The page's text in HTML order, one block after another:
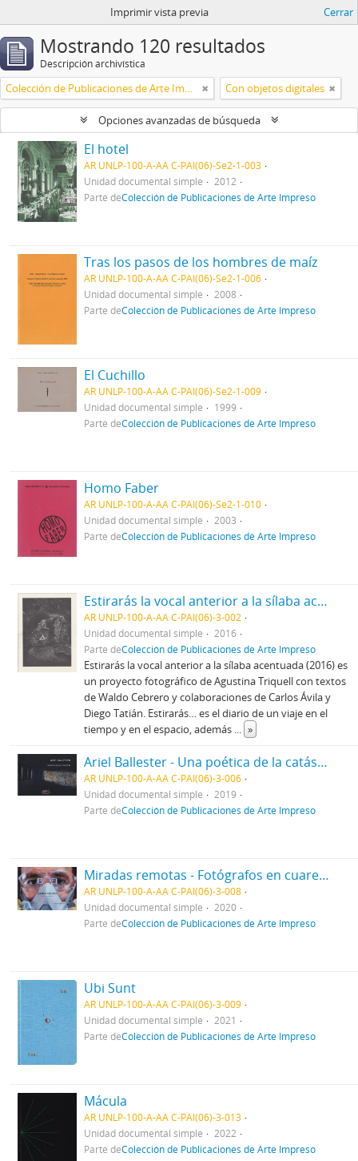
Imprimir vista previa Cerrar
Mostrando 120 resultados
Descripción archivística
Colección de Publicaciones de Arte Impreso Con objetos digitales
Opciones avanzadas de búsqueda
El hotel
AR UNLP-100-A-AA C-PAI(06)-Se2-1-003
Unidad documental simple
2012
Parte deColección de Publicaciones de Arte Impreso
Tras los pasos de los hombres de maíz
AR UNLP-100-A-AA C-PAI(06)-Se2-1-006
Unidad documental simple
2008
Parte deColección de Publicaciones de Arte Impreso
El Cuchillo
AR UNLP-100-A-AA C-PAI(06)-Se2-1-009
Unidad documental simple
1999
Parte deColección de Publicaciones de Arte Impreso
Homo Faber
AR UNLP-100-A-AA C-PAI(06)-Se2-1-010
Unidad documental simple
2003
Parte deColección de Publicaciones de Arte Impreso
Estirarás la vocal anterior a la sílaba acentuada
AR UNLP-100-A-AA C-PAI(06)-3-002
Unidad documental simple
2016
Parte deColección de Publicaciones de Arte Impreso
Estirarás la vocal anterior a la sílaba acentuada (2016) es
un proyecto fotográfico de Agustina Triquell con textos
de Waldo Cebrero y colaboraciones de Carlos Ávila y
Diego Tatián. Estirarás… es el diario de un viaje en el
tiempo y en el espacio, además ... »
Ariel Ballester - Una poética de la catástrofe
AR UNLP-100-A-AA C-PAI(06)-3-006
Unidad documental simple
2019
Parte deColección de Publicaciones de Arte Impreso
Miradas remotas - Fotógrafos en cuarentena
AR UNLP-100-A-AA C-PAI(06)-3-008
Unidad documental simple
2020
Parte deColección de Publicaciones de Arte Impreso
Ubi Sunt
AR UNLP-100-A-AA C-PAI(06)-3-009
Unidad documental simple
2021
Parte deColección de Publicaciones de Arte Impreso
Mácula
AR UNLP-100-A-AA C-PAI(06)-3-013
Unidad documental simple
2022
Parte deColección de Publicaciones de Arte Impreso